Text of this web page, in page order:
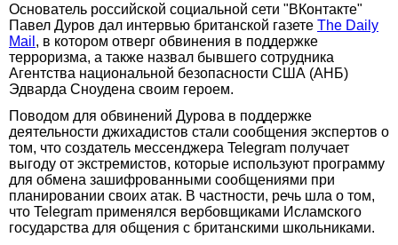
Основатель российской социальной сети "ВКонтакте"
Павел Дуров дал интервью британской газете The Daily
Mail , в котором отверг обвинения в поддержке
терроризма, а также назвал бывшего сотрудника
Агентства национальной безопасности США (АНБ)
Эдварда Сноудена своим героем.
Поводом для обвинений Дурова в поддержке
деятельности джихадистов стали сообщения экспертов о
том, что создатель мессенджера Telegram получает
выгоду от экстремистов, которые используют программу
для обмена зашифрованными сообщениями при
планировании своих атак. В частности, речь шла о том,
что Telegram применялся вербовщиками Исламского
государства для общения с британскими школьниками.